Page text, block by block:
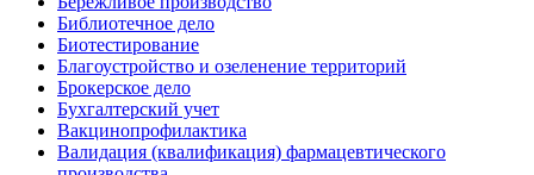
Библиотечное дело
Биотестирование
Благоустройство и озеленение территорий
Брокерское дело
Бухгалтерский учет
Вакцинопрофилактика
Валидация (квалификация) фармацевтического